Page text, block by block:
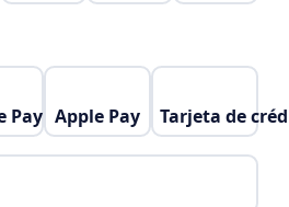
Pay Apple Pay Tarjeta de